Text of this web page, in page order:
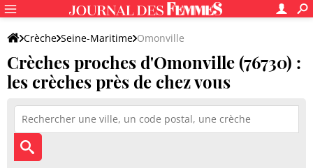
Crèche Seine-Maritime Omonville
Crèches proches d'Omonville (76730) :
les crèches près de chez vous